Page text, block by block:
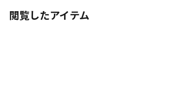
閲覧したアイテム